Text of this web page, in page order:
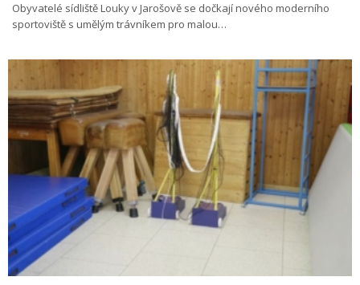
Obyvatelé sídliště Louky v Jarošově se dočkají nového moderního
sportoviště s umělým trávníkem pro malou…